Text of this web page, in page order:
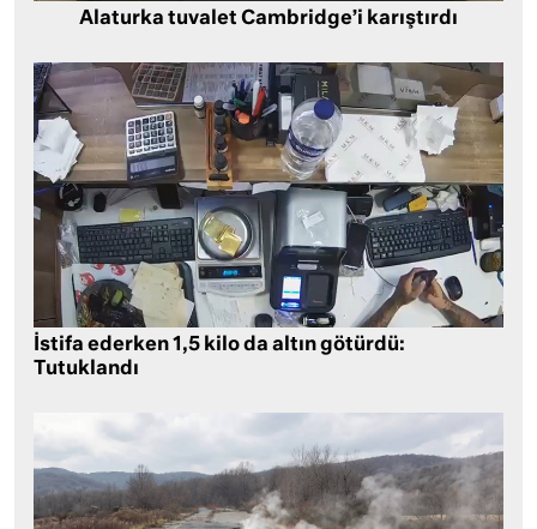
Alaturka tuvalet Cambridge’i karıştırdı
İstifa ederken 1,5 kilo da altın götürdü:
Tutuklandı